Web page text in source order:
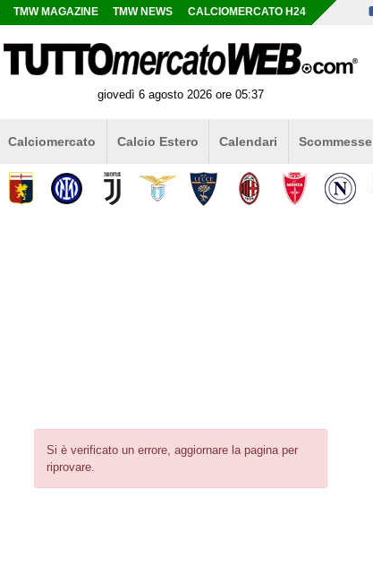
Si è verificato un errore, aggiornare la pagina per
riprovare.
TMW MAGAZINE TMW NEWS CALCIOMERCATO H24
giovedì 6 agosto 2026 ore 05:37
Calciomercato Calcio Estero Calendari Scommesse